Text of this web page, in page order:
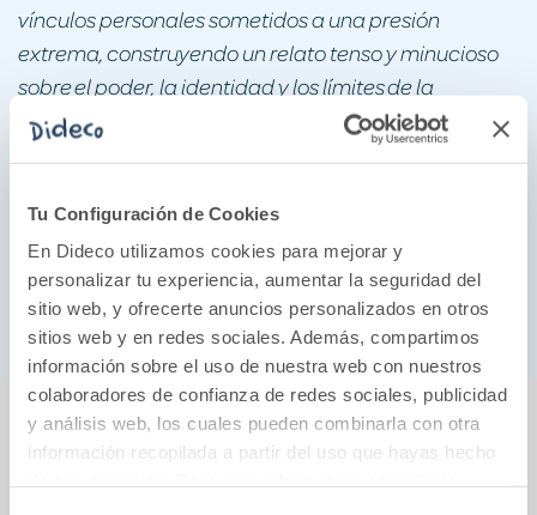
Tu Configuración de Cookies
En Dideco utilizamos cookies para mejorar y
personalizar tu experiencia, aumentar la seguridad del
sitio web, y ofrecerte anuncios personalizados en otros
sitios web y en redes sociales. Además, compartimos
información sobre el uso de nuestra web con nuestros
colaboradores de confianza de redes sociales, publicidad
y análisis web, los cuales pueden combinarla con otra
información recopilada a partir del uso que hayas hecho
vínculos personales sometidos a una presión
extrema, construyendo un relato tenso y minucioso
sobre el poder, la identidad y los límites de la
fidelidad cuando el tablero de juego nunca es
Tras décadas investigando los secretos del poder,
Fernando Rueda traslada toda su experiencia a
una novela de espionaje de altovoltaje, llamada a
convertirse en una referencia del género.
También podría gustarte...